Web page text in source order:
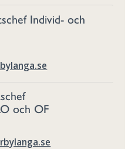
Individ- och
och OF